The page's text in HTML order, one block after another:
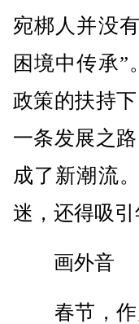
宛梆人并没
困境中传承
政策的扶持
一条发展之
成了新潮流
迷，还得吸引
画外音
春节，作